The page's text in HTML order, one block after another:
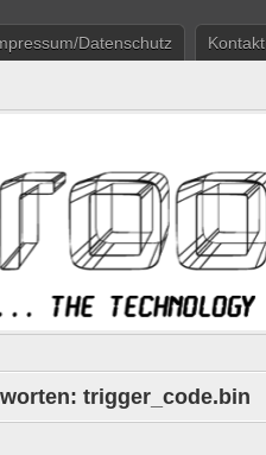
Datenschutz Kontakt
trigger_code.bin